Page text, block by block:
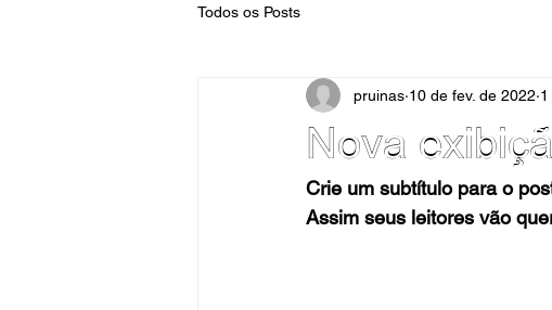
Todos os Posts
Nova
pruinas 10 de fev. de 2022
Crie um subtítulo para o
Assim seus leitores vão